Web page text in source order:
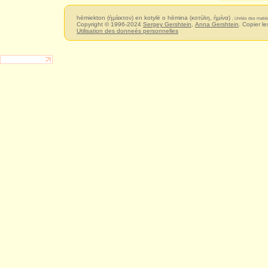
hēmiekton (ἡμίεκτον) en kotylē o hēmina (κοτύλη, ἡμίνα) , Unités des
Copyright © 1996-2024 Sergey Gershtein Anna Gershtein . Copier
Utilisation des donneés personnelles